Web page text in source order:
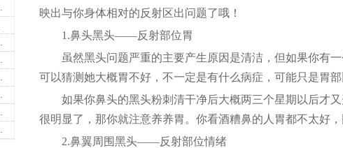
排行
健？
助缓解？
如何？
误会
近视？
健脾？
映出与你身体相对的反射区出问题了哦！
1.鼻头黑头——反射部位胃
虽然黑头问题严重的主要产生原因是清洁，但如果你有一
可以猜测她大概胃不好，不一定是有什么病症，可能只是胃
如果你鼻头的黑头粉刺清干净后大概两三个星期以后才又
很明显了，那你就注意养养胃。你看酒糟鼻的人胃都不太好，
2.鼻翼周围黑头——反射部位情绪